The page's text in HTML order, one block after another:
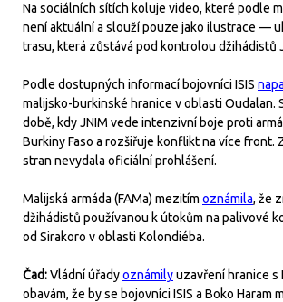
Na sociálních sítích koluje video, které podle
není aktuální a slouží pouze jako ilustrace —
trasu, která zůstává pod kontrolou džihádistů
Podle dostupných informací bojovníci ISIS
malijsko-burkinské hranice v oblasti Oudalan.
době, kdy JNIM vede intenzivní boje proti
Burkiny Faso a rozšiřuje konflikt na více front.
stran nevydala oficiální prohlášení.
Malijská armáda (FAMa) mezitím oznámila, že
džihádistů používanou k útokům na palivové
od Sirakoro v oblasti Kolondiéba.
Čad:Vládní úřadyoznámilyuzavření hranice s
obavám, že by se bojovníci ISIS a Boko Haram